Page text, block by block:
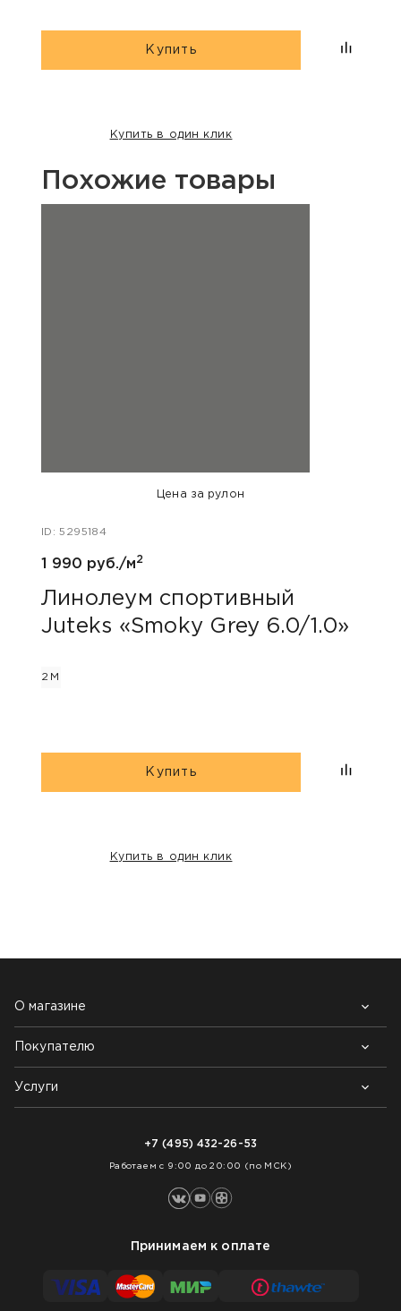
Купить
Купить в один клик
Похожие товары
Цена за рулон
ID: 5295184
1 990 руб./м2
Линолеум спортивный
Juteks «Smoky Grey 6.0/1.0»
2М
Купить
Купить в один клик
О магазине
Почему выбирают нас
Контакты
Блог
Покупателю
Возврат товара
Как заказать
Услуги
+7 (495) 432-26-53
Работаем с 9:00 до 20:00 (по МСК)
Принимаем к оплате